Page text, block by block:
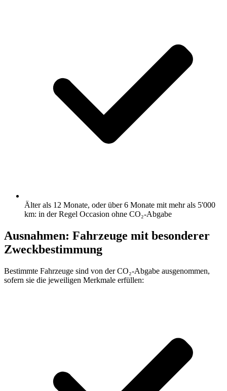
Älter als 12 Monate, oder über 6 Monate mit mehr als 5'000
km: in der Regel Occasion ohne CO₂-Abgabe
Ausnahmen: Fahrzeuge mit besonderer
Zweckbestimmung
Bestimmte Fahrzeuge sind von der CO₂-Abgabe ausgenommen,
sofern sie die jeweiligen Merkmale erfüllen: